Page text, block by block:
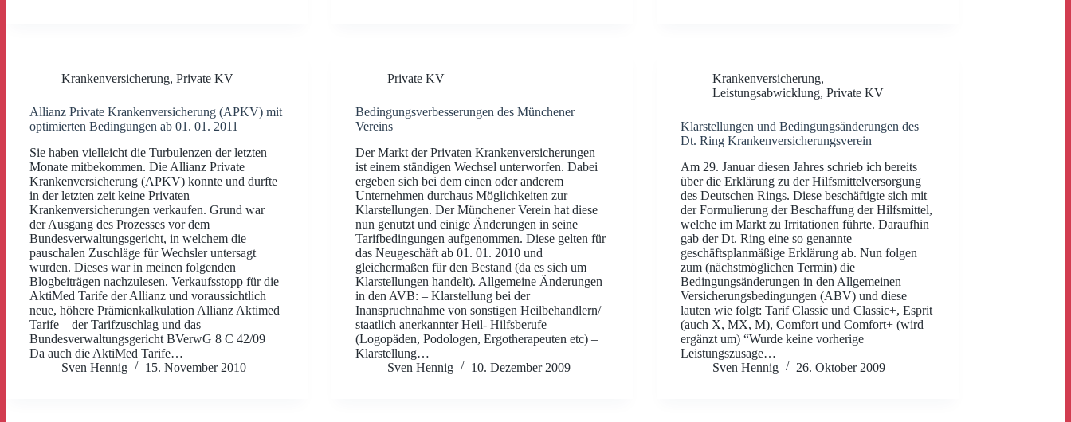
Krankenversicherung, Private KV
Allianz Private Krankenversicherung (APKV) mit
optimierten Bedingungen ab 01. 01. 2011
Sie haben vielleicht die Turbulenzen der letzten
Monate mitbekommen. Die Allianz Private
Krankenversicherung (APKV) konnte und durfte
in der letzten zeit keine Privaten
Krankenversicherungen verkaufen. Grund war
der Ausgang des Prozesses vor dem
Bundesverwaltungsgericht, in welchem die
pauschalen Zuschläge für Wechsler untersagt
wurden. Dieses war in meinen folgenden
Blogbeiträgen nachzulesen. Verkaufsstopp für die
AktiMed Tarife der Allianz und voraussichtlich
neue, höhere Prämienkalkulation Allianz Aktimed
Tarife – der Tarifzuschlag und das
Bundesverwaltungsgericht BVerwG 8 C 42/09
Da auch die AktiMed Tarife…
Sven Hennig
15. November 2010
Private KV
Bedingungsverbesserungen des Münchener
Vereins
Der Markt der Privaten Krankenversicherungen
ist einem ständigen Wechsel unterworfen. Dabei
ergeben sich bei dem einen oder anderem
Unternehmen durchaus Möglichkeiten zur
Klarstellungen. Der Münchener Verein hat diese
nun genutzt und einige Änderungen in seine
Tarifbedingungen aufgenommen. Diese gelten für
das Neugeschäft ab 01. 01. 2010 und
gleichermaßen für den Bestand (da es sich um
Klarstellungen handelt). Allgemeine Änderungen
in den AVB: – Klarstellung bei der
Inanspruchnahme von sonstigen Heilbehandlern/
staatlich anerkannter Heil- Hilfsberufe
(Logopäden, Podologen, Ergotherapeuten etc) –
Klarstellung…
Sven Hennig
10. Dezember 2009
Krankenversicherung,
Leistungsabwicklung,Private KV
Klarstellungen und Bedingungsänderungen des
Dt. Ring Krankenversicherungsverein
Am 29. Januar diesen Jahres schrieb ich bereits
über die Erklärung zu der Hilfsmittelversorgung
des Deutschen Rings. Diese beschäftigte sich mit
der Formulierung der Beschaffung der Hilfsmittel,
welche im Markt zu Irritationen führte. Daraufhin
gab der Dt. Ring eine so genannte
geschäftsplanmäßige Erklärung ab. Nun folgen
zum (nächstmöglichen Termin) die
Bedingungsänderungen in den Allgemeinen
Versicherungsbedingungen (ABV) und diese
lauten wie folgt: Tarif Classic und Classic+, Esprit
(auch X, MX, M), Comfort und Comfort+ (wird
ergänzt um) “Wurde keine vorherige
Leistungszusage…
Sven Hennig
26. Oktober 2009